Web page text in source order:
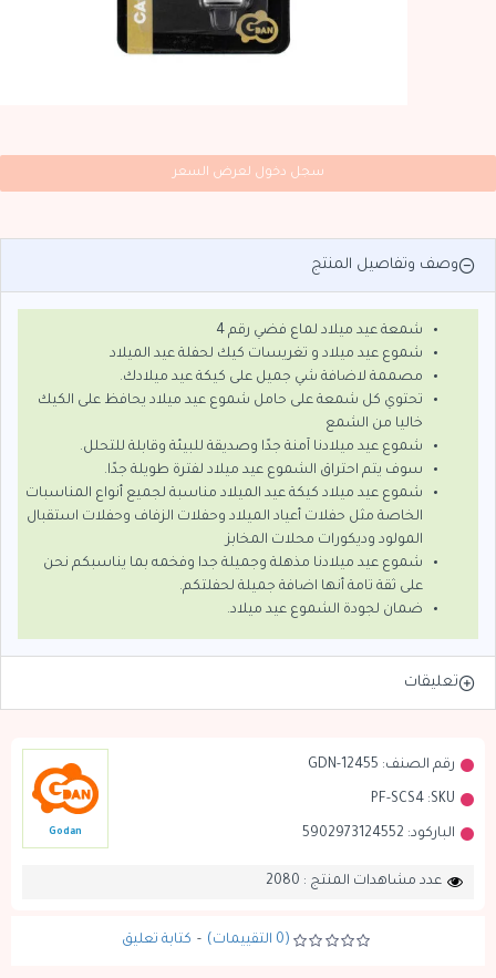
رقم الصنف: GDN-12455
SKU:
PF-SCS4
الباركود: 5902973124552
Godan
عدد مشاهدات المنتج : 2080
(0 التقييمات) - كتابة تعليق
سجل دخول لعرض السعر
وصف وتفاصيل المنتج
شمعة عيد ميلاد لماع فضي رقم 4
شموع عيد ميلاد و تغريسات كيك لحفلة عيد الميلاد
مصممة لاضافة شي جميل على كيكة عيد ميلادك.
تحتوي كل شمعة على حامل شموع عيد ميلاد يحافظ على الكيك
خاليا من الشمع
شموع عيد ميلادنا آمنة جدًا وصديقة للبيئة وقابلة للتحلل.
سوف يتم احتراق الشموع عيد ميلاد لفترة طويلة جدًا.
شموع عيد ميلاد كيكة عيد الميلاد مناسبة لجميع أنواع المناسبات
الخاصة مثل حفلات أعياد الميلاد وحفلات الزفاف وحفلات استقبال
المولود وديكورات محلات المخابز
شموع عيد ميلادنا مذهلة وجميلة جدا وفخمه بما يناسبكم نحن
على ثقة تامة أنها اضافة جميلة لحفلتكم.
ضمان لجودة الشموع عيد ميلاد.
تعليقات